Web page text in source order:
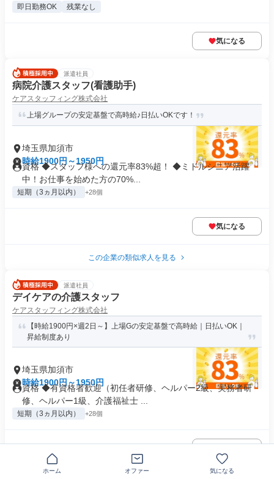
即日勤務OK 残業なし
気になる
派遣社員
病院介護スタッフ(看護助手)
ケアスタッフィング株式会社
上場グループの安定基盤で高時給♪日払いOKです！
埼玉県加須市
時給1900円～1950円
資格 ◆スタッフ様への還元率83%超！ ◆ミドルシニア活躍
中！お仕事を始めた方の70%...
短期（3ヵ月以内） +28個
気になる
この企業の類似求人を見る
派遣社員
デイケアの介護スタッフ
ケアスタッフィング株式会社
【時給1900円×週2日～】上場Gの安定基盤で高時給｜日払いOK｜
昇給制度あり
埼玉県加須市
時給1900円～1950円
資格 ◆有資格者歓迎（初任者研修、ヘルパー2級、実務者研
修、ヘルパー1級、介護福祉士 ...
短期（3ヵ月以内） +28個
ホーム オファー 気になる